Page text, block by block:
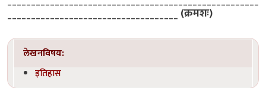
____________________________________(क्रमशः)
लेखनविषय:
इतिहास